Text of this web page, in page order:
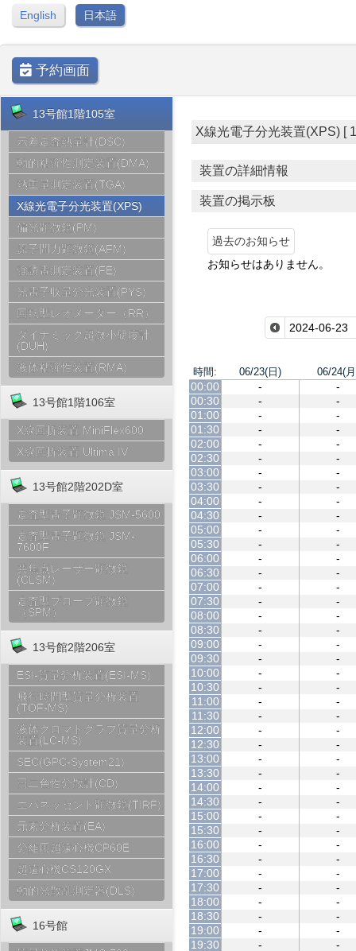
English 日本語
予約画面
13号館1階105室
示差走査熱量計(DSC)
動的粘弾性測定装置(DMA)
熱重量測定装置(TGA)
X線光電子分光装置(XPS)
偏光顕微鏡(PM)
原子間力顕微鏡(AFM)
強誘電測定装置(FE)
光電子収量分光装置(PYS)
回転型レオメーター（RR）
ダイナミック超微小硬度計
(DUH)
液体粘弾性装置(RMA)
13号館1階106室
X線回折装置 MiniFlex600
X線回折装置 Ultima IV
13号館2階202D室
走査型電子顕微鏡 JSM-5600
走査型電子顕微鏡 JSM-
7600F
共焦点レーザー顕微鏡
(CLSM)
走査型プローブ顕微鏡
（SPM）
13号館2階206室
ESI-質量分析装置(ESI-MS)
飛行時間型質量分析装置
(TOF-MS)
液体クロマトグラフ質量分析
装置(LC-MS)
SEC(GPC-System21)
円二色性分散計(CD)
エバネッセント顕微鏡(TIRF)
元素分析装置(EA)
分離用超遠心機CP60E
超遠心機CS120GX
動的光散乱測定器(DLS)
16号館
X線光電子分光装置(XPS) [
装置の詳細情報
装置の掲示板
過去のお知らせ
お知らせはありません。
時間: 06/23(日) 06/24(
00:00 -
-
00:30
-
-
01:00
-
-
01:30
-
-
02:00
-
-
02:30
-
-
03:00
-
-
03:30
-
-
04:00
-
-
04:30
-
-
05:00
-
-
05:30
-
-
06:00
-
-
06:30
-
-
07:00
-
-
07:30
-
-
08:00
-
-
08:30
-
-
09:00
-
-
09:30
-
-
10:00
-
-
10:30
-
-
11:00
-
-
11:30
-
-
12:00
-
-
12:30
-
-
13:00
-
-
13:30
-
-
14:00
-
-
14:30
-
-
15:00
-
-
15:30
-
-
16:00
-
-
16:30
-
-
17:00
-
-
17:30
-
-
18:00
-
-
18:30
-
-
19:00
-
-
19:30
-
-